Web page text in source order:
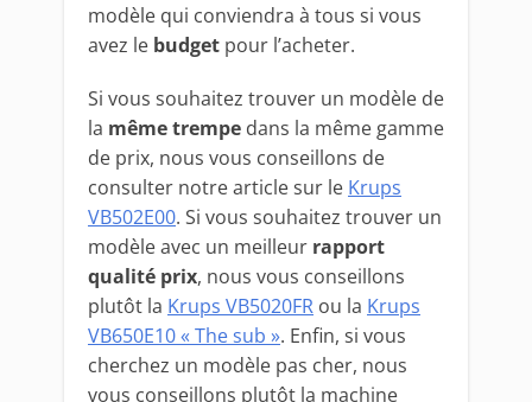
modèle qui conviendra à tous si vous
avez le budget pour l’acheter.
Si vous souhaitez trouver un modèle de
la même trempe dans la même gamme
de prix, nous vous conseillons de
consulter notre article sur le Krups
VB502E00. Si vous souhaitez trouver un
modèle avec un meilleur rapport
qualité prix, nous vous conseillons
plutôt la Krups VB5020FR ou la Krups
VB650E10 « The sub ». Enfin, si vous
cherchez un modèle pas cher, nous
vous conseillons plutôt la machine